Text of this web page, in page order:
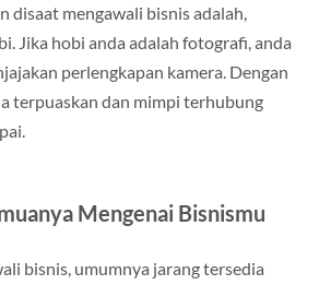
disaat mengawali bisnis adalah,
Jika hobi anda adalah fotografi, anda
perlengkapan kamera. Dengan
terpuaskan dan mimpi terhubung
Mengenai Bisnismu
bisnis, umumnya jarang tersedia